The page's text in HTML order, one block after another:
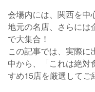
会場内には、関西を中
地元の名店、さらには
で大集合！
この記事では、実際
中から、「これは絶対
すめ15店を厳選してご